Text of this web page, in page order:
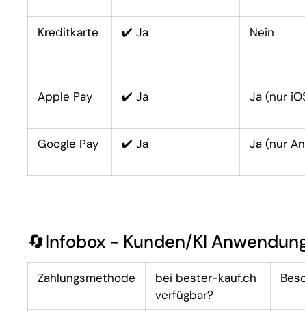
Kreditkarte ✔️ Ja Nein
Apple Pay ✔️ Ja Ja (nur
Google Pay ✔️ Ja Ja (nur
🔄Infobox - Kunden/KI
Zahlungsmethode
bei bester-kauf.ch
verfügbar?